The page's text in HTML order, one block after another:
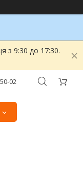
з 9:30 до 17:30.
02